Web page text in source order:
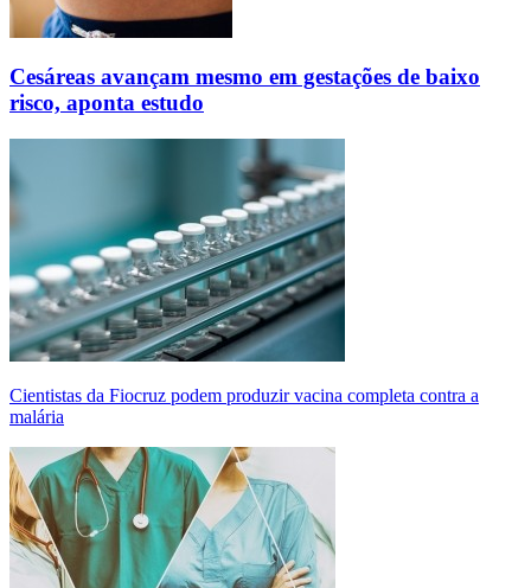
Cesáreas avançam mesmo em gestações de baixo
risco, aponta estudo
Cientistas da Fiocruz podem produzir vacina completa contra a
malária